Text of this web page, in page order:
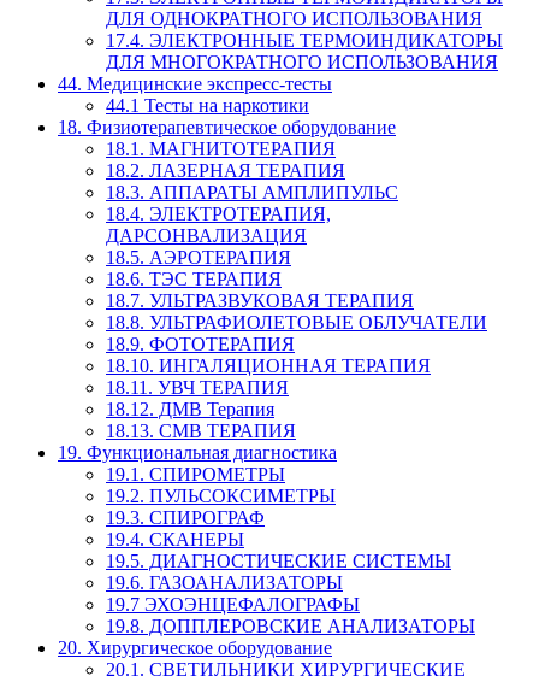
ДЛЯ ОДНОКРАТНОГО ИСПОЛЬЗОВАНИЯ
17.4. ЭЛЕКТРОННЫЕ ТЕРМОИНДИКАТОРЫ
ДЛЯ МНОГОКРАТНОГО ИСПОЛЬЗОВАНИЯ
44. Медицинские экспресс-тесты
44.1 Тесты на наркотики
18. Физиотерапевтическое оборудование
18.1. МАГНИТОТЕРАПИЯ
18.2. ЛАЗЕРНАЯ ТЕРАПИЯ
18.3. АППАРАТЫ АМПЛИПУЛЬС
18.4. ЭЛЕКТРОТЕРАПИЯ,
ДАРСОНВАЛИЗАЦИЯ
18.5. АЭРОТЕРАПИЯ
18.6. ТЭС ТЕРАПИЯ
18.7. УЛЬТРАЗВУКОВАЯ ТЕРАПИЯ
18.8. УЛЬТРАФИОЛЕТОВЫЕ ОБЛУЧАТЕЛИ
18.9. ФОТОТЕРАПИЯ
18.10. ИНГАЛЯЦИОННАЯ ТЕРАПИЯ
18.11. УВЧ ТЕРАПИЯ
18.12. ДМВ Терапия
18.13. СМВ ТЕРАПИЯ
19. Функциональная диагностика
19.1. СПИРОМЕТРЫ
19.2. ПУЛЬСОКСИМЕТРЫ
19.3. СПИРОГРАФ
19.4. СКАНЕРЫ
19.5. ДИАГНОСТИЧЕСКИЕ СИСТЕМЫ
19.6. ГАЗОАНАЛИЗАТОРЫ
19.7 ЭХОЭНЦЕФАЛОГРАФЫ
19.8. ДОППЛЕРОВСКИЕ АНАЛИЗАТОРЫ
20. Хирургическое оборудование
20.1. СВЕТИЛЬНИКИ ХИРУРГИЧЕСКИЕ